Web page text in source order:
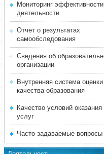
Мониторинг эффективности
деятельности
Отчет о результатах
самообследования
Сведения об
организации
Внутренняя система оценки
качества образования
Качество условий оказания
услуг
Часто задаваемые вопросы